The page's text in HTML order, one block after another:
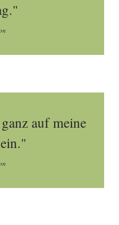
auf meine